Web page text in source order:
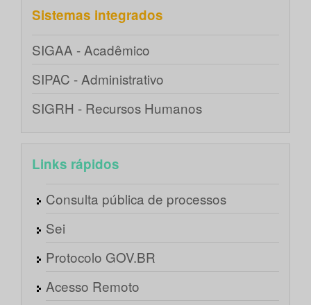
Sistemas integrados
SIGAA - Acadêmico
SIPAC - Administrativo
SIGRH - Recursos Humanos
Links rápidos
Consulta pública de processos
Sei
Protocolo GOV.BR
Acesso Remoto